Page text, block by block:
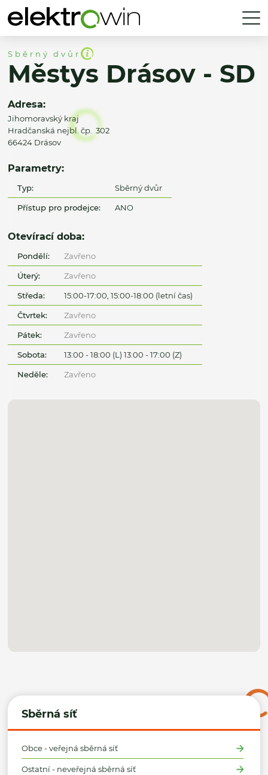
Sběrná síť
Obce - veřejná sběrná síť
Ostatní - neveřejná sběrná síť
Sběrný dvůr
Městys Drásov - SD
Adresa:
Jihomoravský kraj
Hradčanská nejbl. čp. 302
66424 Drásov
Parametry:
Typ: Sběrný dvůr
Přístup pro prodejce: ANO
Otevírací doba:
Pondělí: Zavřeno
Úterý: Zavřeno
Středa: 15:00-17:00, 15:00-18:00 (letní čas)
Čtvrtek: Zavřeno
Pátek: Zavřeno
Sobota: 13:00 - 18:00 (L) 13:00 - 17:00 (Z)
Neděle: Zavřeno